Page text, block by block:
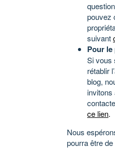
pouvez
suivant
Pour
Si vous
rétablir
blog,
invitons
ce lien.
Nous
pourra être